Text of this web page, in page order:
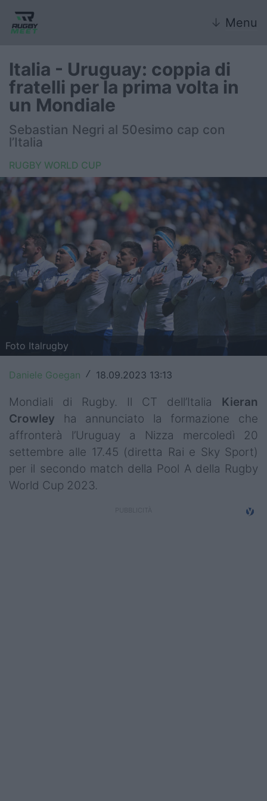
↓ Menu
Nazionale
Nazionali giovanili
FIR
Internazionale
6 Nazioni
United Rugby Championship
Top14
Champions Cup
Rugby World Cup
Super Rugby
Rugby in TV
Mercato
Italia - Uruguay: coppia di
fratelli per la prima volta in
un Mondiale
Sebastian Negri al 50esimo cap con
l’Italia
RUGBY WORLD CUP
Foto Italrugby
Daniele Goegan / 18.09.2023 13:13
Mondiali di Rugby. Il CT dell’Italia Kieran
Crowley ha annunciato la formazione che
affronterà l’Uruguay a Nizza mercoledì 20
settembre alle 17.45 (diretta Rai e Sky Sport)
per il secondo match della Pool A della Rugby
World Cup 2023.